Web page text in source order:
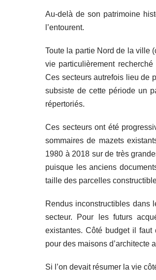
Au-delà de son patrimoine
l’entourent.
Toute la partie Nord de la ville
vie particulièrement
Ces secteurs autrefois lieu de
subsiste de cette période un
répertoriés.
Ces secteurs ont été
sommaires de mazets
1980 à 2018 sur de très
puisque les anciens
taille des parcelles
Rendus inconstructibles dans
secteur. Pour les futurs
existantes. Côté budget il
pour des maisons d’architecte
Si l’on devait résumer la vie